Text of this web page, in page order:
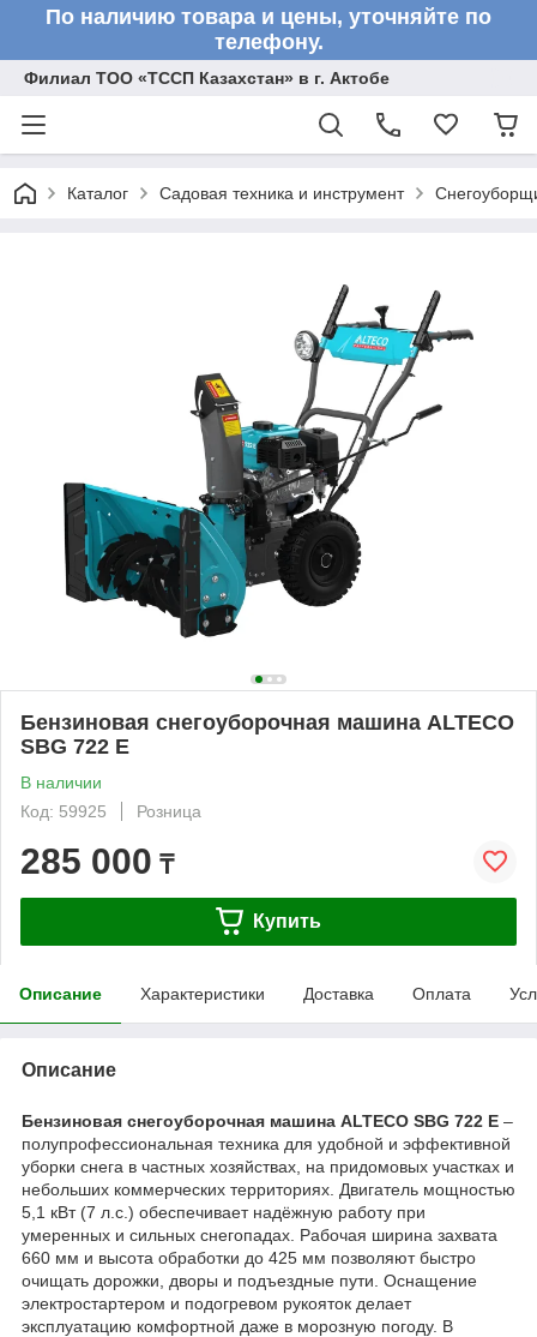
По наличию товара и цены, уточняйте по
телефону.
Филиал ТОО «ТССП Казахстан» в г. Актобе
Каталог Садовая техника и инструмент
Бензиновая снегоуборочная машина ALTECO
SBG 722 E
В наличии
Код: 59925
Розница
285 000 ₸
Купить
Описание Характеристики Доставка Оплата
Описание
Бензиновая снегоуборочная машина ALTECO SBG 722 E –
полупрофессиональная техника для удобной и эффективной
уборки снега в частных хозяйствах, на придомовых участках и
небольших коммерческих территориях. Двигатель мощностью
5,1 кВт (7 л.с.) обеспечивает надёжную работу при
умеренных и сильных снегопадах. Рабочая ширина захвата
660 мм и высота обработки до 425 мм позволяют быстро
очищать дорожки, дворы и подъездные пути. Оснащение
электростартером и подогревом рукояток делает
эксплуатацию комфортной даже в морозную погоду. В